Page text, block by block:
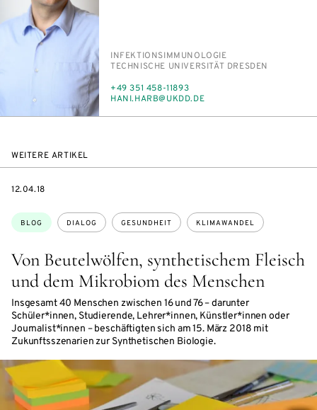
PERSON_RESEARCH_SUBJECT
IN­FEK­TI­ONS­IM­MU­NO­LO­GIE
INSTITUTION
TECH­NI­SCHE UNI­VER­SI­TÄT DRES­DEN
TELEFON
+49 351 458-11893
E-
HA­NI.HARB@UK­DD.DE
WEITERE ARTIKEL
Von Beutelwölfen, synthetischem Fleisch
und dem Mikrobiom des Menschen
Insgesamt 40 Menschen zwischen 16 und 76 – darunter
Schüler*innen, Studierende, Lehrer*innen, Künstler*innen oder
Journalist*innen – beschäftigten sich am 15. März 2018 mit
Zukunftsszenarien zur Synthetischen Biologie.
Themen:
BLOG DIALOG GESUNDHEIT KLIMAWANDEL
DATE
12.04.18